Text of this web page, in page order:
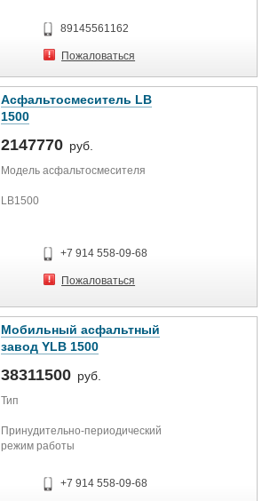
89145561162
Пожаловаться
Асфальтосмеситель LB
1500
2147770 руб.
Модель асфальтосмесителя
LB1500
Скорость вращения лопастей
75 об/мин
2*30 кВт
Благовещенска
+7 914 558-09-68
Пожаловаться
Мобильный асфальтный
завод YLB 1500
38311500 руб.
Тип
Принудительно-периодический
режим работы
Производительность
+7 914 558-09-68